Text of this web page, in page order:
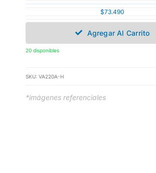
$73.490
Agregar Al Carrito
20 disponibles
SKU: VA220A-H
*imágenes referenciales